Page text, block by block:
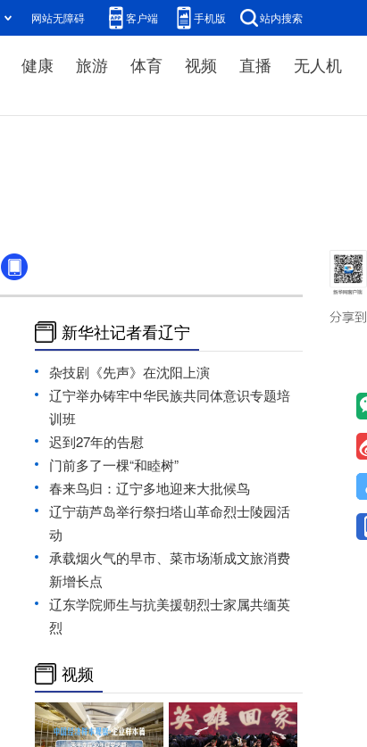
网站无障碍 客户端 手机版 站内搜索
健康 旅游 体育 视频 直播 无人机
新华社记者看辽宁
杂技剧《先声》在沈阳上演
辽宁举办铸牢中华民族共同体意识专题培
训班
迟到27年的告慰
门前多了一棵“和睦树”
春来鸟归：辽宁多地迎来大批候鸟
辽宁葫芦岛举行祭扫塔山革命烈士陵园活
动
承载烟火气的早市、菜市场渐成文旅消费
新增长点
辽东学院师生与抗美援朝烈士家属共缅英
烈
视频